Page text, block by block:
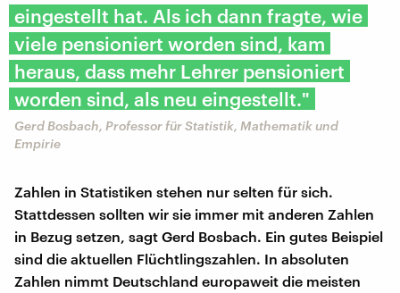
eingestellt hat. Als ich dann fragte, wie
viele pensioniert worden sind, kam
heraus, dass mehr Lehrer pensioniert
worden sind, als neu eingestellt."
Gerd Bosbach, Professor für Statistik, Mathematik und
Empirie
Zahlen in Statistiken stehen nur selten für sich.
Stattdessen sollten wir sie immer mit anderen Zahlen
in Bezug setzen, sagt Gerd Bosbach. Ein gutes Beispiel
sind die aktuellen Flüchtlingszahlen. In absoluten
Zahlen nimmt Deutschland europaweit die meisten